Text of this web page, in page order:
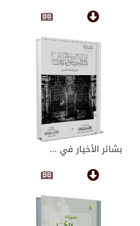
بشائر الأخيار في ...